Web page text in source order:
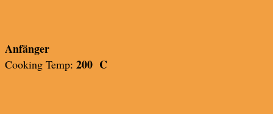
Anfänger
Cooking Temp: 200 C